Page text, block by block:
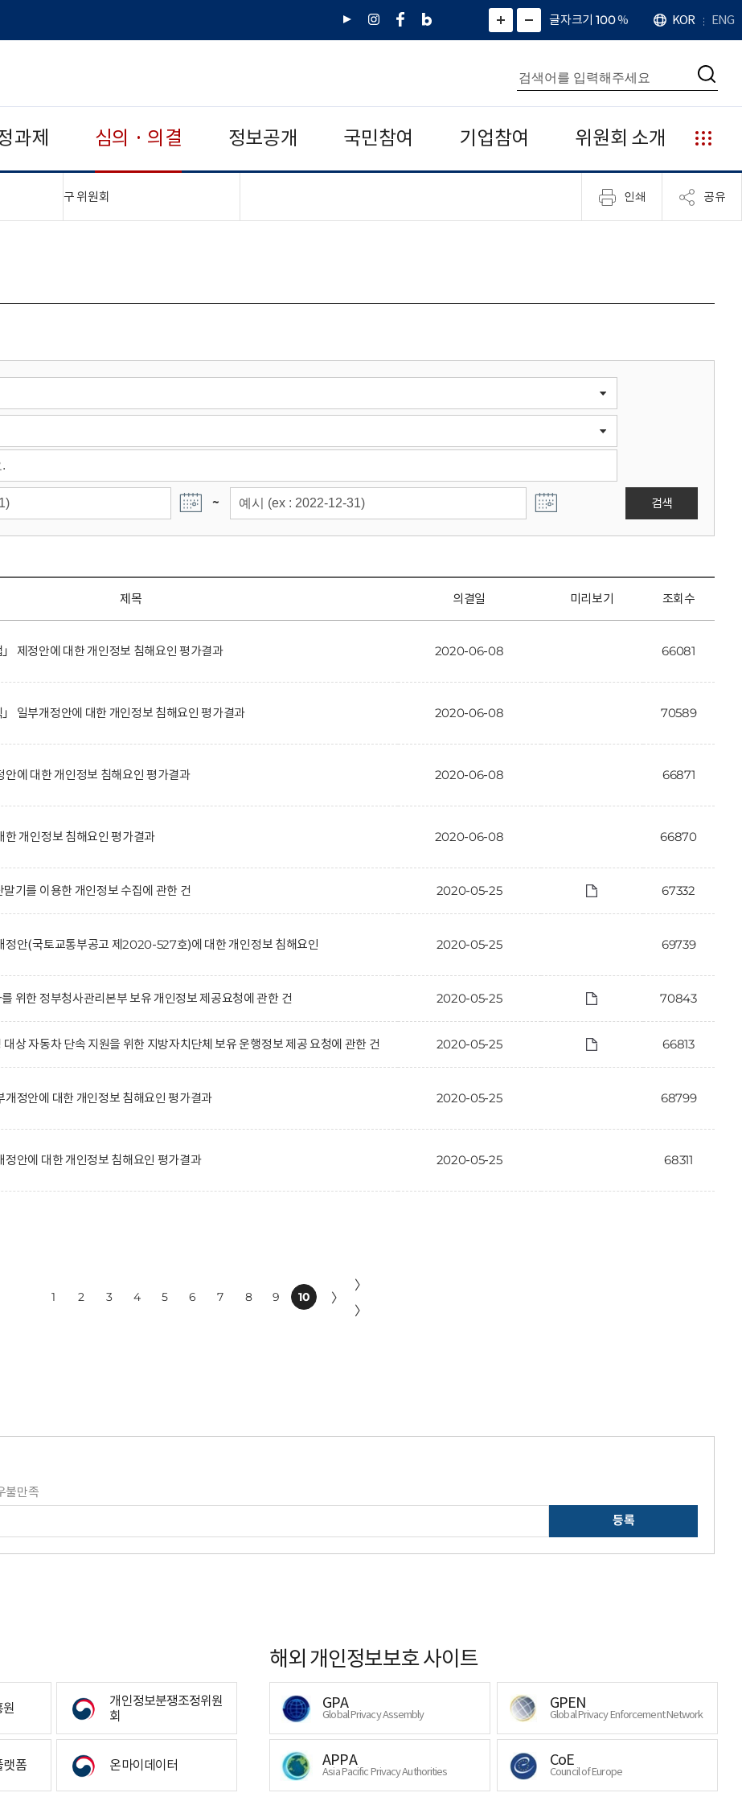
유
인
페
네
그
)
화
면
면
소
확
대
치
글자크기 100%
언
어
KOR ENG
통
합
검
색
검
과제 심의 · 의결 정보공개 국민참여 기업참여 위원회 소개
누
리
집
안
구 위원회 인쇄 공유
~ 검색
제목 의결일 미리보기 조회수
」 제정안에 대한 개인정보 침해요인 평가결과 2020-06-08 66081
」 일부개정안에 대한 개인정보 침해요인 평가결과 2020-06-08 70589
안에 대한 개인정보 침해요인 평가결과 2020-06-08 66871
한 개인정보 침해요인 평가결과 2020-06-08 66870
기를 이용한 개인정보 수집에 관한 건 2020-05-25 67332
정안(국토교통부공고 제2020-527호)에 대한 개인정보 침해요인 2020-05-25 69739
위한 정부청사관리본부 보유 개인정보 제공요청에 관한 건 2020-05-25 70843
상 자동차 단속 지원을 위한 지방자치단체 보유 운행정보 제공 요청에 관한 건 2020-05-25 66813
개정안에 대한 개인정보 침해요인 평가결과 2020-05-25 68799
정안에 대한 개인정보 침해요인 평가결과 2020-05-25 68311
1 2 3 4 5 6 7 8 9 10 〉
〉
〉
불만족
등록
개인정보분쟁조정위원
회
랫폼 온마이데이터
해외 개인정보보호 사이트
GPA
Global Privacy Assembly
GPEN
Global Privacy Enforcement Network
APPA
Asia Pacific Privacy Authorities
CoE
Council of Europe